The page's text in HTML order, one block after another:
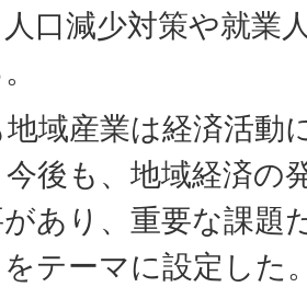
口減少対策や就業
域産業は経済活動
後も、地域経済の
あり、重要な課題
テーマに設定した